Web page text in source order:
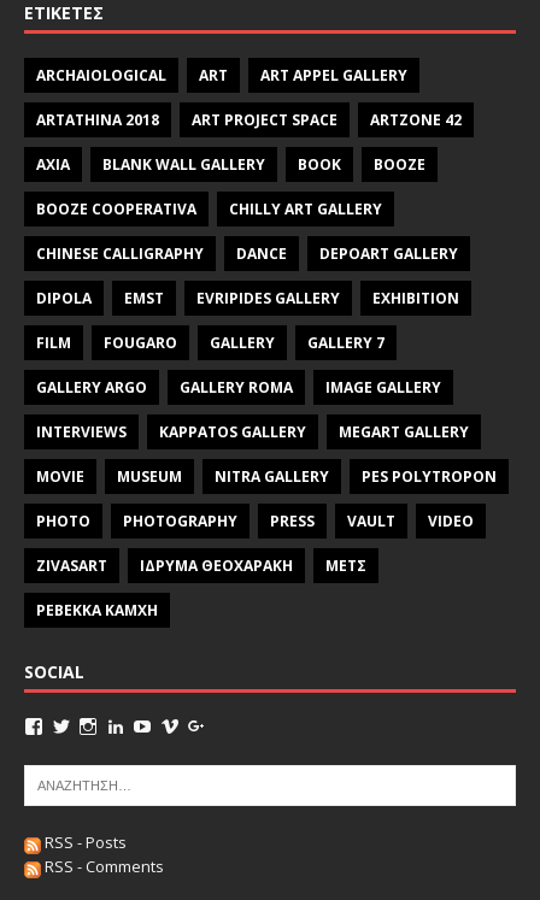
ΕΤΙΚΈΤΕΣ
ARCHAIOLOGICAL ART ART APPEL GALLERY
ARTATHINA 2018 ART PROJECT SPACE ARTZONE 42
AXIA BLANK WALL GALLERY BOOK BOOZE
BOOZE COOPERATIVA CHILLY ART GALLERY
CHINESE CALLIGRAPHY DANCE DEPOART GALLERY
DIPOLA EMST EVRIPIDES GALLERY EXHIBITION
FILM FOUGARO GALLERY GALLERY 7
GALLERY ARGO GALLERY ROMA IMAGE GALLERY
INTERVIEWS KAPPATOS GALLERY MEGART GALLERY
MOVIE MUSEUM NITRA GALLERY PES POLYTROPON
PHOTO PHOTOGRAPHY PRESS VAULT VIDEO
ZIVASART ΙΔΡΥΜΑ ΘΕΟΧΑΡΑΚΗ ΜΕΤΣ
ΡΕΒΕΚΚΑ ΚΑΜΧΗ
SOCIAL
RSS - Posts
RSS - Comments